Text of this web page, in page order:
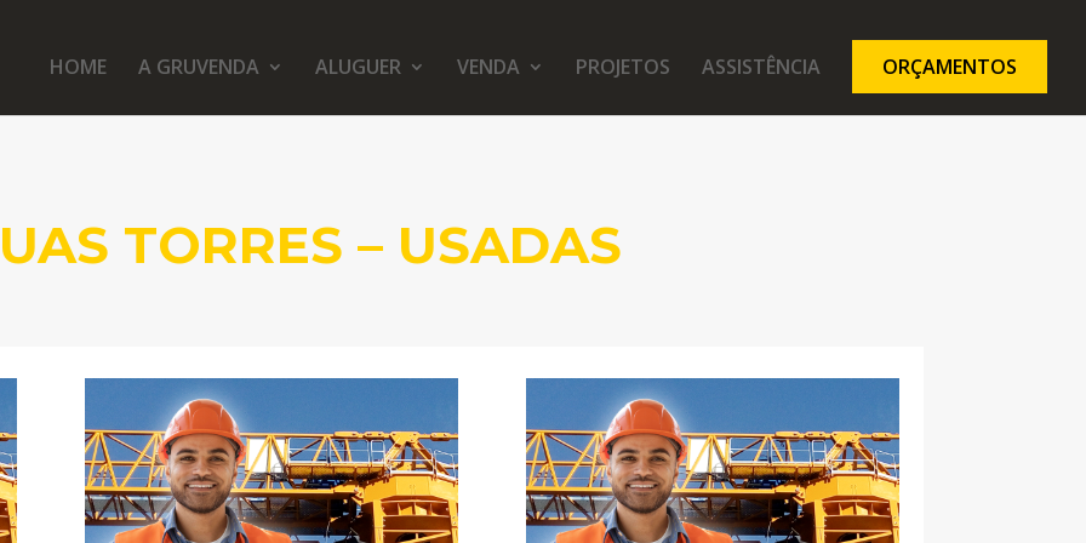
HOME A GRUVENDA ALUGUER VENDA PROJETOS ASSISTÊNCIA ORÇAMENTOS
TORRES – USADAS